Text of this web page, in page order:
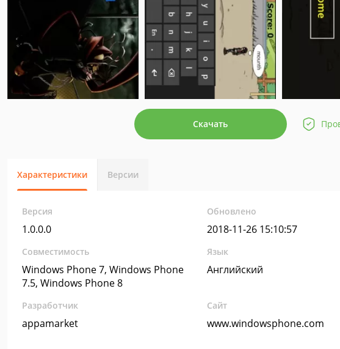
Скачать
Характеристики Версии
Версия
1.0.0.0
Обновлено
2018-11-26 15:10:57
Совместимость
Windows Phone 7, Windows Phone
7.5, Windows Phone 8
Язык
Английский
Разработчик
appamarket
Сайт
www.windowsphone.com